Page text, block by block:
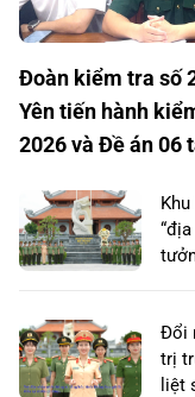
Đoàn kiểm tra số
Yên tiến hành
2026 và Đề án 06
Đổi
trị
liệt